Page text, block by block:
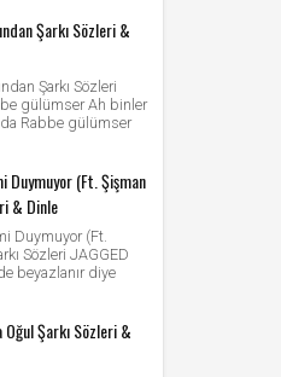
Şarkı Sözleri &
Şarkı Sözleri
gülümser Ah binler
Rabbe gülümser
Duymuyor (Ft. Şişman
& Dinle
Duymuyor (Ft.
Sözleri JAGGED
beyazlanır diye
Oğul Şarkı Sözleri &